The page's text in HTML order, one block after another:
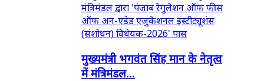
मुख्यमंत्री भगवंत सिंह मान के नेतृत्व
में मंत्रिमंडल...